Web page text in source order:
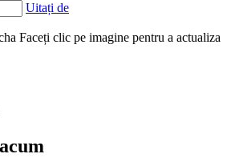
Uitați de
Faceți clic pe imagine pentru a actualiza